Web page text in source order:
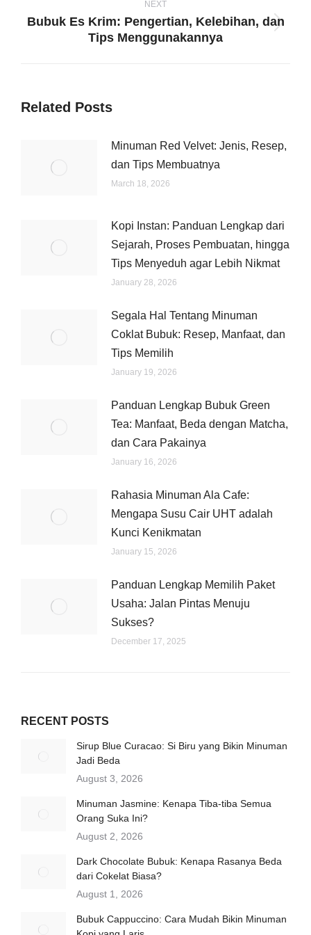
NEXT
Bubuk Es Krim: Pengertian, Kelebihan, dan
Tips Menggunakannya
Related Posts
Minuman Red Velvet: Jenis, Resep,
dan Tips Membuatnya
March 18, 2026
Kopi Instan: Panduan Lengkap dari
Sejarah, Proses Pembuatan, hingga
Tips Menyeduh agar Lebih Nikmat
January 28, 2026
Segala Hal Tentang Minuman
Coklat Bubuk: Resep, Manfaat, dan
Tips Memilih
January 19, 2026
Panduan Lengkap Bubuk Green
Tea: Manfaat, Beda dengan Matcha,
dan Cara Pakainya
January 16, 2026
Rahasia Minuman Ala Cafe:
Mengapa Susu Cair UHT adalah
Kunci Kenikmatan
January 15, 2026
Panduan Lengkap Memilih Paket
Usaha: Jalan Pintas Menuju
Sukses?
December 17, 2025
RECENT POSTS
Sirup Blue Curacao: Si Biru yang Bikin Minuman
Jadi Beda
August 3, 2026
Minuman Jasmine: Kenapa Tiba-tiba Semua
Orang Suka Ini?
August 2, 2026
Dark Chocolate Bubuk: Kenapa Rasanya Beda
dari Cokelat Biasa?
August 1, 2026
Bubuk Cappuccino: Cara Mudah Bikin Minuman